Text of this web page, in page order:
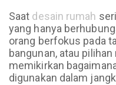
Saat desain rumah
yang hanya
orang berfokus pada
bangunan, atau
memikirkan
digunakan dalam